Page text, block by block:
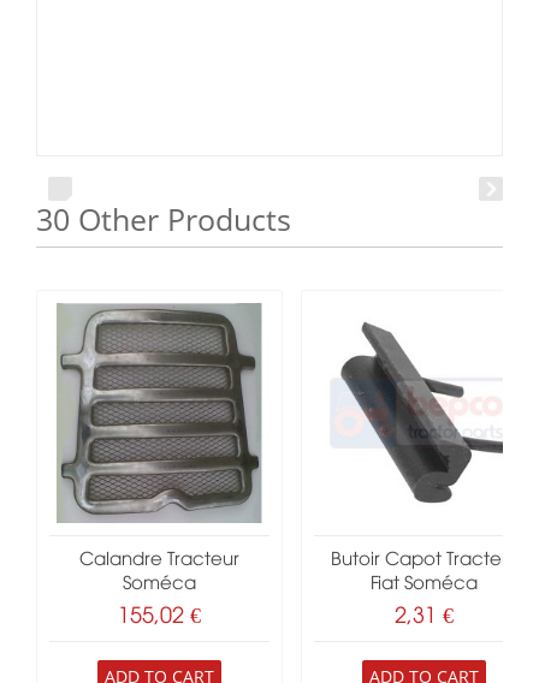
30 Other Products
Calandre Tracteur
Soméca
155,02 €
ADD TO CART
Butoir Capot Tracteur
Fiat Soméca
2,31 €
ADD TO CART